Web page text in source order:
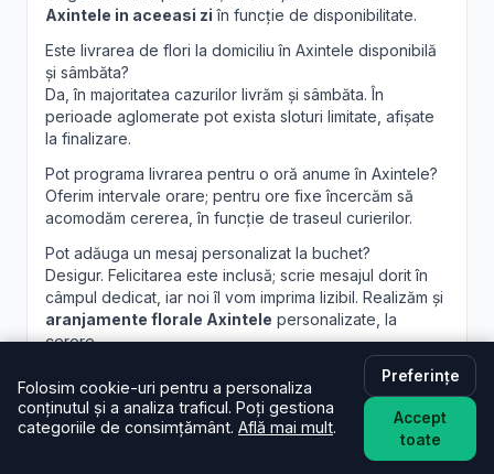
Axintele in aceeasi zi în funcție de disponibilitate.
Este livrarea de flori la domiciliu în Axintele disponibilă
și sâmbăta?
Da, în majoritatea cazurilor livrăm și sâmbăta. În
perioade aglomerate pot exista sloturi limitate, afișate
la finalizare.
Pot programa livrarea pentru o oră anume în Axintele?
Oferim intervale orare; pentru ore fixe încercăm să
acomodăm cererea, în funcție de traseul curierilor.
Pot adăuga un mesaj personalizat la buchet?
Desigur. Felicitarea este inclusă; scrie mesajul dorit în
câmpul dedicat, iar noi îl vom imprima lizibil. Realizăm și
aranjamente florale Axintele personalizate, la
cerere.
Folosim cookie-uri pentru a personaliza
conținutul și a analiza traficul. Poți gestiona
categoriile de consimțământ. Află mai mult.
Preferințe
Accept
toate